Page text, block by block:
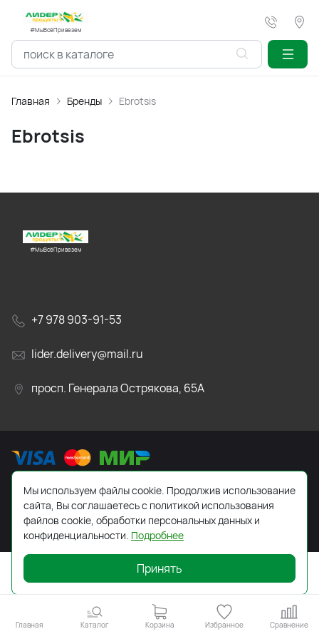
#МыВсёПривезем
Главная Бренды Ebrotsis
Ebrotsis
#МыВсёПривезем
+7 978 903-91-53
lider.delivery@mail.ru
просп. Генерала Острякова, 65А
2026 © Все права защищены. Работает наReadyScript
Главная Каталог Корзина Избранное Сравнение
Мы используем файлы cookie. Продолжив использование
сайта, Вы соглашаетесь с политикой использования
файлов cookie, обработки персональных данных и
конфиденциальности. Подробнее
Принять